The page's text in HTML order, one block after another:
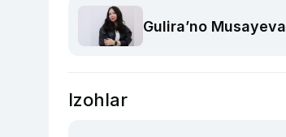
Guliraʼno Musayeva
Izohlar